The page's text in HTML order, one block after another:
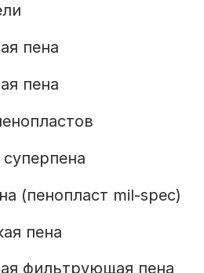
пена
пена
mil-spec)
пена
пена